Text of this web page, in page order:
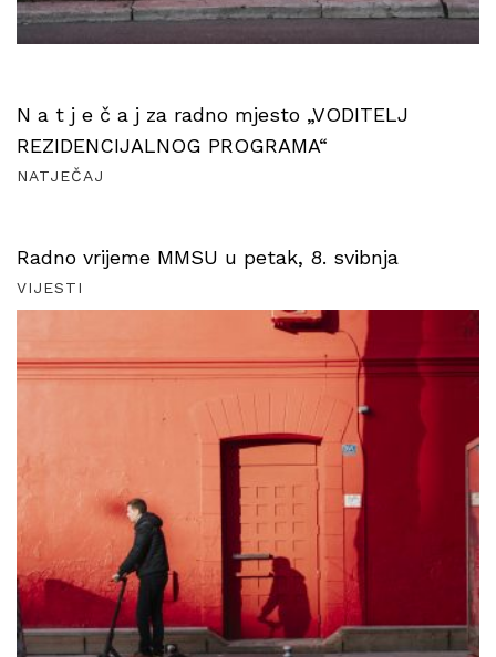
N a t j e č a j za radno mjesto „VODITELJ
REZIDENCIJALNOG PROGRAMA“
NATJEČAJ
Radno vrijeme MMSU u petak, 8. svibnja
VIJESTI